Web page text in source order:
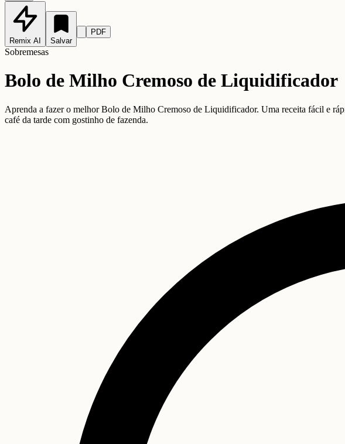
Remix AI Salvar
PDF
Sobremesas
Bolo de Milho Cremoso de Liquidificador
Aprenda a fazer o melhor Bolo de Milho Cremoso de Liquidificador. Uma receita fácil e
café da tarde com gostinho de fazenda.